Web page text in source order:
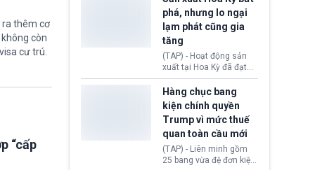
ra thêm cơ
còn
cư trú.
“cấp
tiêu dùng.
cho Boeing 737 Max 7,
mẫu máy bay nhỏ nhất
trong dòng 737 Max
thuộc Boeing
Commercial Airplanes
(Boeing). Động thái này
chính thức khép lại gần
một thập kỷ trì hoãn chờ
các cuộc đánh giá
nghiêm ngặt.
phá, nhưng lo ngại
lạm phát cũng gia
tăng
(TAP) - Hoạt động sản
xuất tại Hoa Kỳ đã đạt
tốc độ nhanh nhất trong
hơn 4 năm qua, cho
thấy nền kinh tế đang
phục hồi tích cực, bất
chấp tác động từ thuế
quan. Tuy nhiên, không
ít doanh nghiệp vẫn cảm
thấy áp lực lạm phát, bất
ổn địa chính trị hiện còn
Hàng chục bang
kiện chính quyền
Trump vì mức thuế
quan toàn cầu mới
(TAP) - Liên minh gồm
25 bang vừa đệ đơn kiện